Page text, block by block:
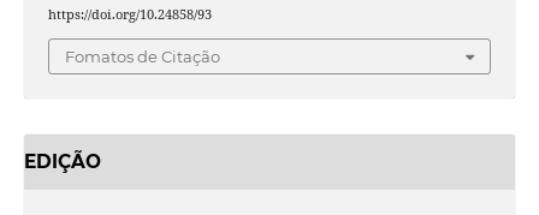
https://doi.org/10.24858/93
Fomatos de Citação
EDIÇÃO